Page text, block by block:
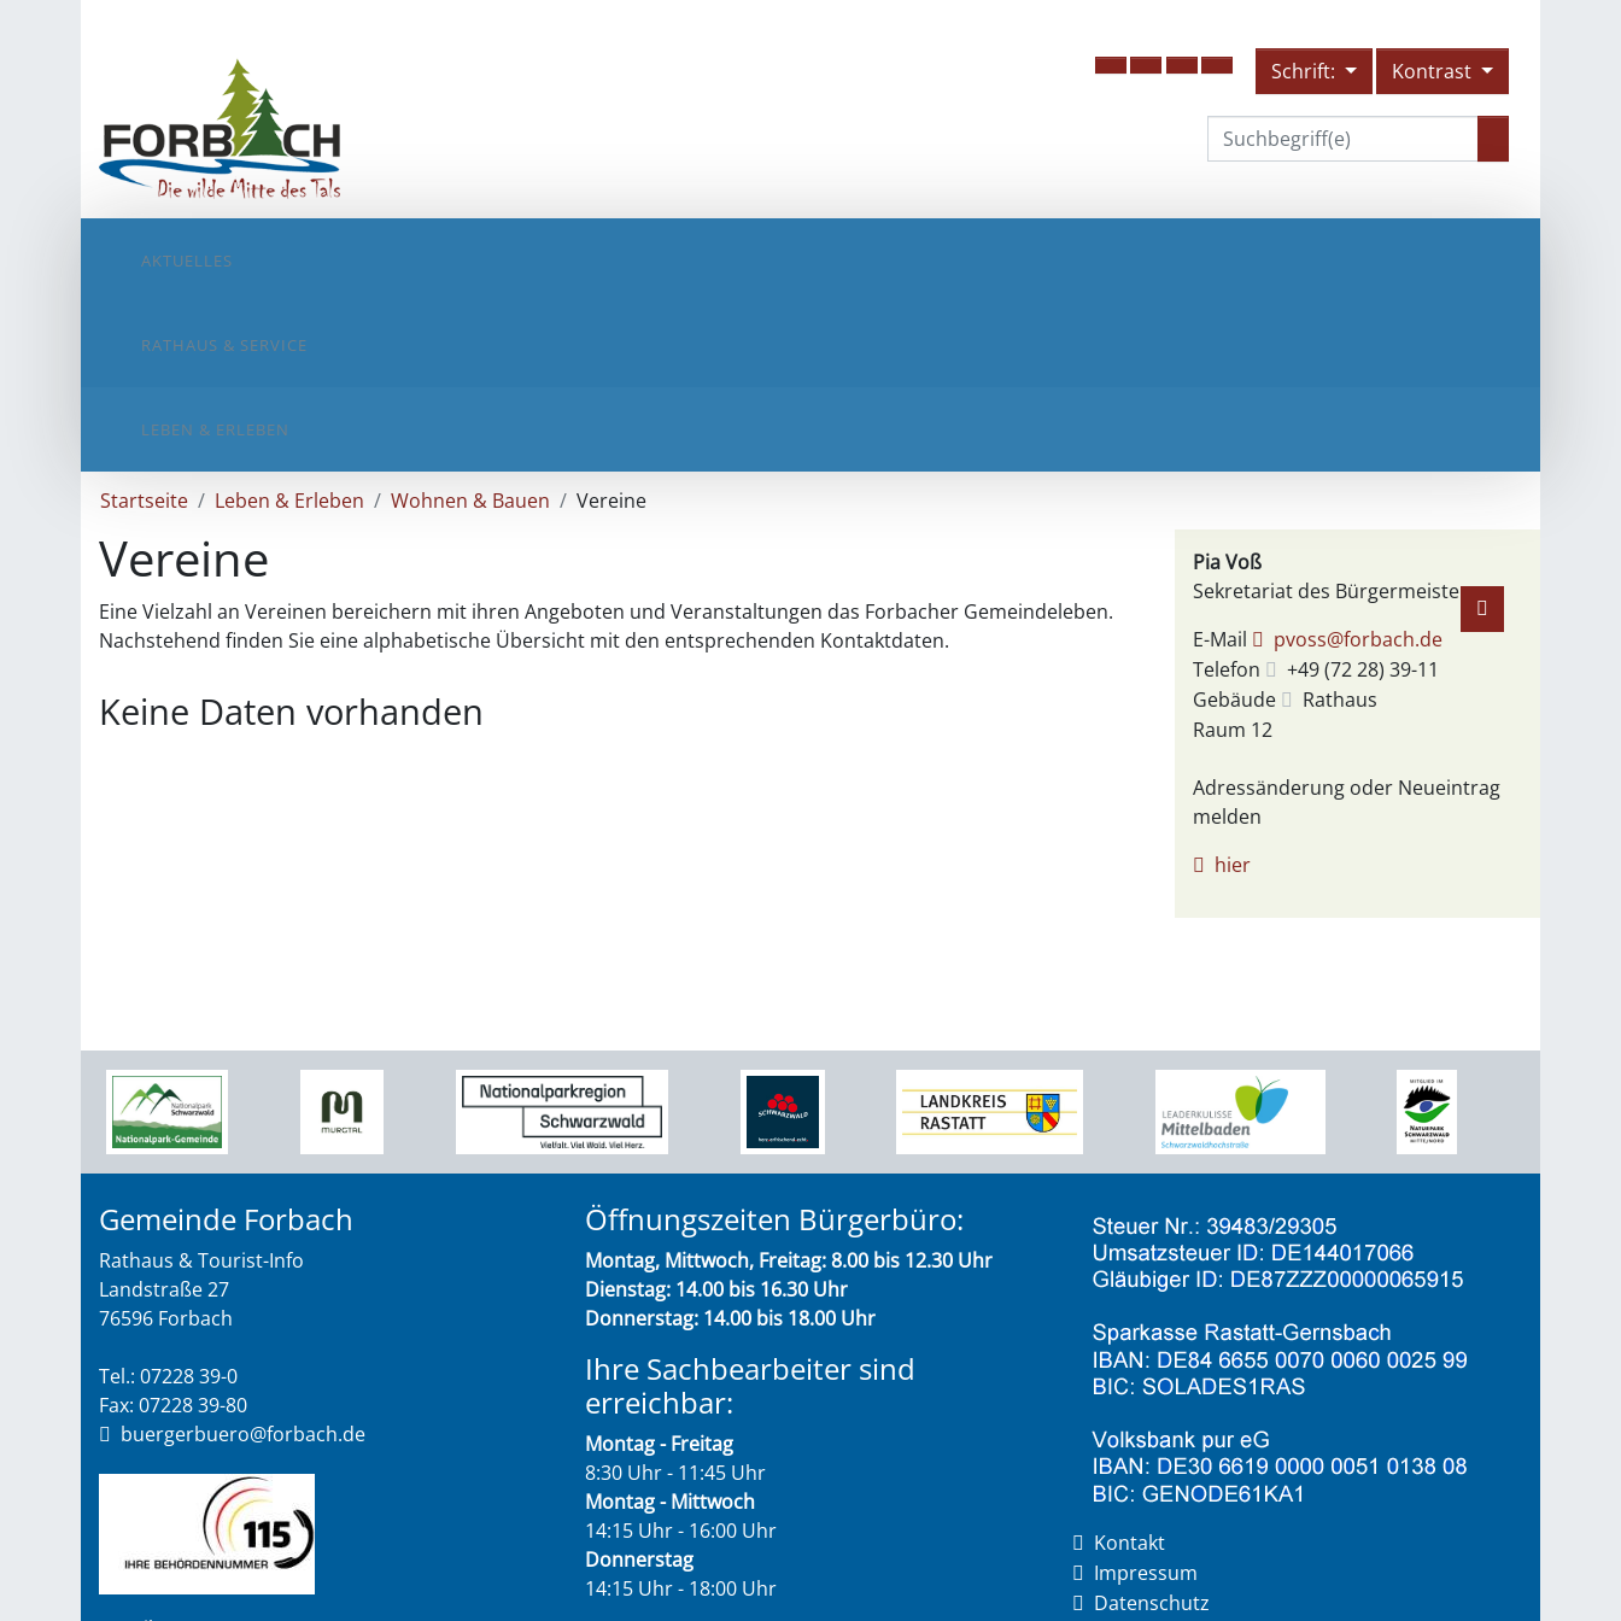
Schrift: Kontrast
AKTUELLES
RATHAUS & SERVICE
LEBEN & ERLEBEN
Startseite Leben & Erleben Wohnen & Bauen Vereine
Vereine
Eine Vielzahl an Vereinen bereichern mit ihren Angeboten und Veranstaltungen das Forbacher Gemeindeleben.
Nachstehend finden Sie eine alphabetische Übersicht mit den entsprechenden Kontaktdaten.
Keine Daten vorhanden
PiaVoß
Sekretariat des Bürgermeisters
E-Mail
pvoss@forbach.de
Telefon
+49 (7228) 39-11
Gebäude
Rathaus
Raum 12
Adressänderung oder Neueintrag
melden
hier
Gemeinde Forbach
Rathaus & Tourist-Info
Landstraße 27
76596 Forbach
Tel.: 07228 39-0
Fax: 07228 39-80
buergerbuero@forbach.de
Öffnungszeiten Bürgerbüro:
Montag, Mittwoch, Freitag: 8.00 bis 12.30 Uhr
Dienstag: 14.00 bis 16.30 Uhr
Donnerstag: 14.00 bis 18.00 Uhr
Ihre Sachbearbeiter sind
erreichbar:
Montag - Freitag
8:30 Uhr - 11:45 Uhr
Montag - Mittwoch
14:15 Uhr - 16:00 Uhr
Donnerstag
14:15 Uhr - 18:00 Uhr
Kontakt
Impressum
Datenschutz